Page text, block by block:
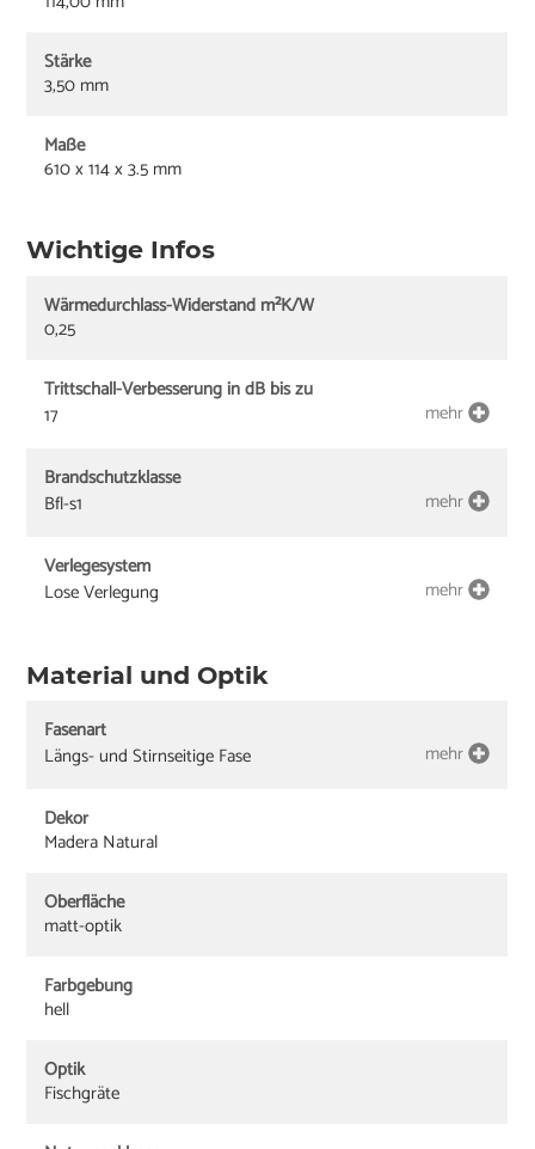
Stärke
3,50 mm
Maße
610 x 114 x 3.5 mm
Wichtige Infos
Wärmedurchlass-Widerstand m²K/W
0,25
Trittschall-Verbesserung in dB bis zu
17
mehr
Brandschutzklasse
Bfl-s1
mehr
Verlegesystem
Lose Verlegung
mehr
Material und Optik
Fasenart
Längs- und Stirnseitige Fase
mehr
Dekor
Madera Natural
Oberfläche
matt-optik
Farbgebung
hell
Optik
Fischgräte